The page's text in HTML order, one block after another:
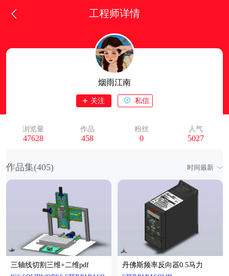
工程师详情
烟雨江南
关注 私信
浏览量
47628
作品
458
粉丝
0
人气
5027
作品集(405)
三轴线切割三维+二维pdf 丹佛斯频率反向器0.5马力